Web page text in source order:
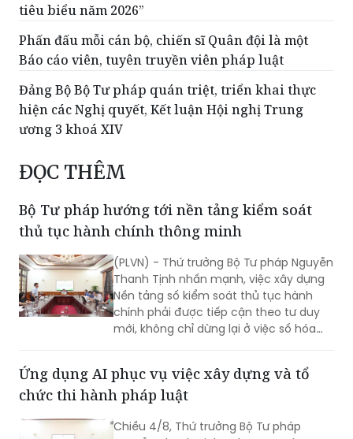
tiêu biểu năm 2026”
Phấn đấu mỗi cán bộ, chiến sĩ Quân đội là một
Báo cáo viên, tuyên truyền viên pháp luật
Đảng Bộ Bộ Tư pháp quán triệt, triển khai thực
hiện các Nghị quyết, Kết luận Hội nghị Trung
ương 3 khoá XIV
ĐỌC THÊM
Bộ Tư pháp hướng tới nền tảng kiểm soát
thủ tục hành chính thông minh
(PLVN) - Thứ trưởng Bộ Tư pháp Nguyễn
Thanh Tịnh nhấn mạnh, việc xây dựng
Nền tảng số kiểm soát thủ tục hành
chính phải được tiếp cận theo tư duy
mới, không chỉ dừng lại ở việc số hóa
nghệ, mà phải hướng tới xây dựng một
nền tảng thực sự thông minh, chủ
gia tăng cho công tác quản lý nhà
Ứng dụng AI phục vụ việc xây dựng và tổ
chức thi hành pháp luật
Chiều 4/8, Thứ trưởng Bộ Tư pháp